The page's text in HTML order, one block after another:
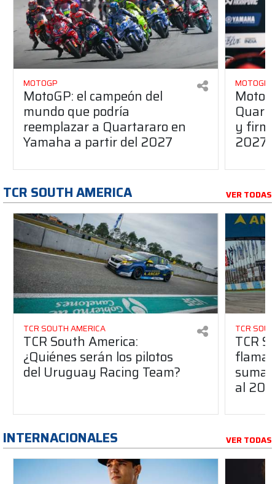
MOTOGP
MotoGP: el campeón del
mundo que podría
reemplazar a Quartararo en
Yamaha a partir del 2027
MOTOGP
y
2027
TCR SOUTH AMERICA VER TODAS
TCR SOUTH AMERICA
TCR South America:
¿Quiénes serán los pilotos
del Uruguay Racing Team?
TCR
TCR
suma
al
INTERNACIONALES VER TODAS